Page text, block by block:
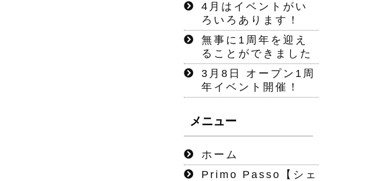
4月はイベントがい
ろいろあります！
無事に1周年を迎え
ることができました
3月8日 オープン1周
年イベント開催！
メニュー
ホーム
Primo Passo【シェ